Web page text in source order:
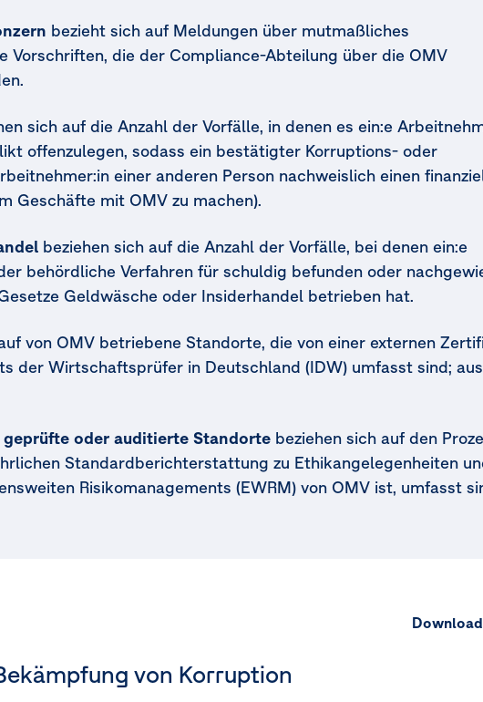
bezieht sich auf Meldungen über mutmaßliches
Vorschriften, die der Compliance-Abteilung über die OMV
sich auf die Anzahl der Vorfälle, in denen es ein:e
offenzulegen, sodass ein bestätigter Korruptions- oder
einer anderen Person nachweislich einen
Geschäfte mit OMV zu machen).
beziehen sich auf die Anzahl der Vorfälle, bei denen ein:e
behördliche Verfahren für schuldig befunden oder
Geldwäsche oder Insiderhandel betrieben hat.
von OMV betriebene Standorte, die von einer externen
der Wirtschaftsprüfer in Deutschland (IDW) umfasst sind;
oder auditierte Standorte beziehen sich auf den
Standardberichterstattung zu Ethikangelegenheiten
Risikomanagements (EWRM) von OMV ist, umfasst
Download
von Korruption